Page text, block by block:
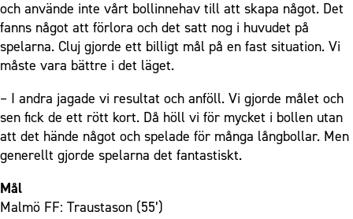
och använde inte vårt bollinnehav till att skapa något. Det
fanns något att förlora och det satt nog i huvudet på
spelarna. Cluj gjorde ett billigt mål på en fast situation. Vi
måste vara bättre i det läget.
– I andra jagade vi resultat och anföll. Vi gjorde målet och
sen fick de ett rött kort. Då höll vi för mycket i bollen utan
att det hände något och spelade för många långbollar. Men
generellt gjorde spelarna det fantastiskt.
Mål
Malmö FF: Traustason (55’)